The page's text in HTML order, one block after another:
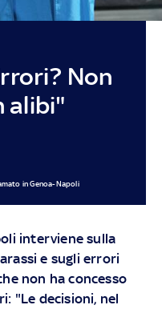
Non
alibi"
in Genoa-Napoli
interviene sulla
e sugli errori
non ha concesso
"Le decisioni, nel